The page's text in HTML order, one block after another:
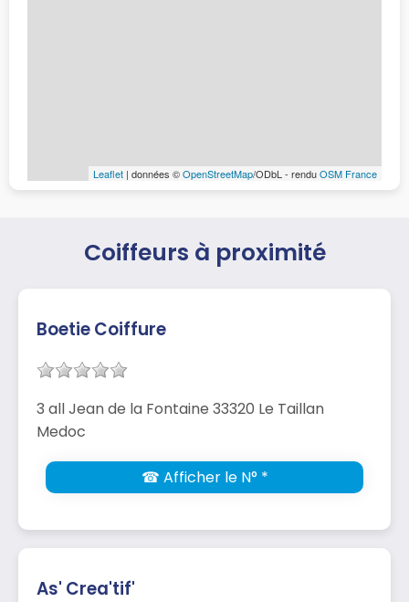
Leaflet | données ©OpenStreetMap/ODbL - renduOSM France
Coiffeurs à proximité
Boetie Coiffure
3 all Jean de la Fontaine 33320 Le Taillan
Medoc
☎ Afficher le N° *
As' Crea'tif'